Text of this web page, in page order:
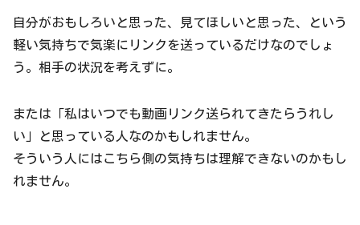
自分がおもしろいと思った、見てほしいと思った、という
軽い気持ちで気楽にリンクを送っているだけなのでしょ
う。相手の状況を考えずに。
または「私はいつでも動画リンク送られてきたらうれし
い」と思っている人なのかもしれません。
そういう人にはこちら側の気持ちは理解できないのかもし
れません。